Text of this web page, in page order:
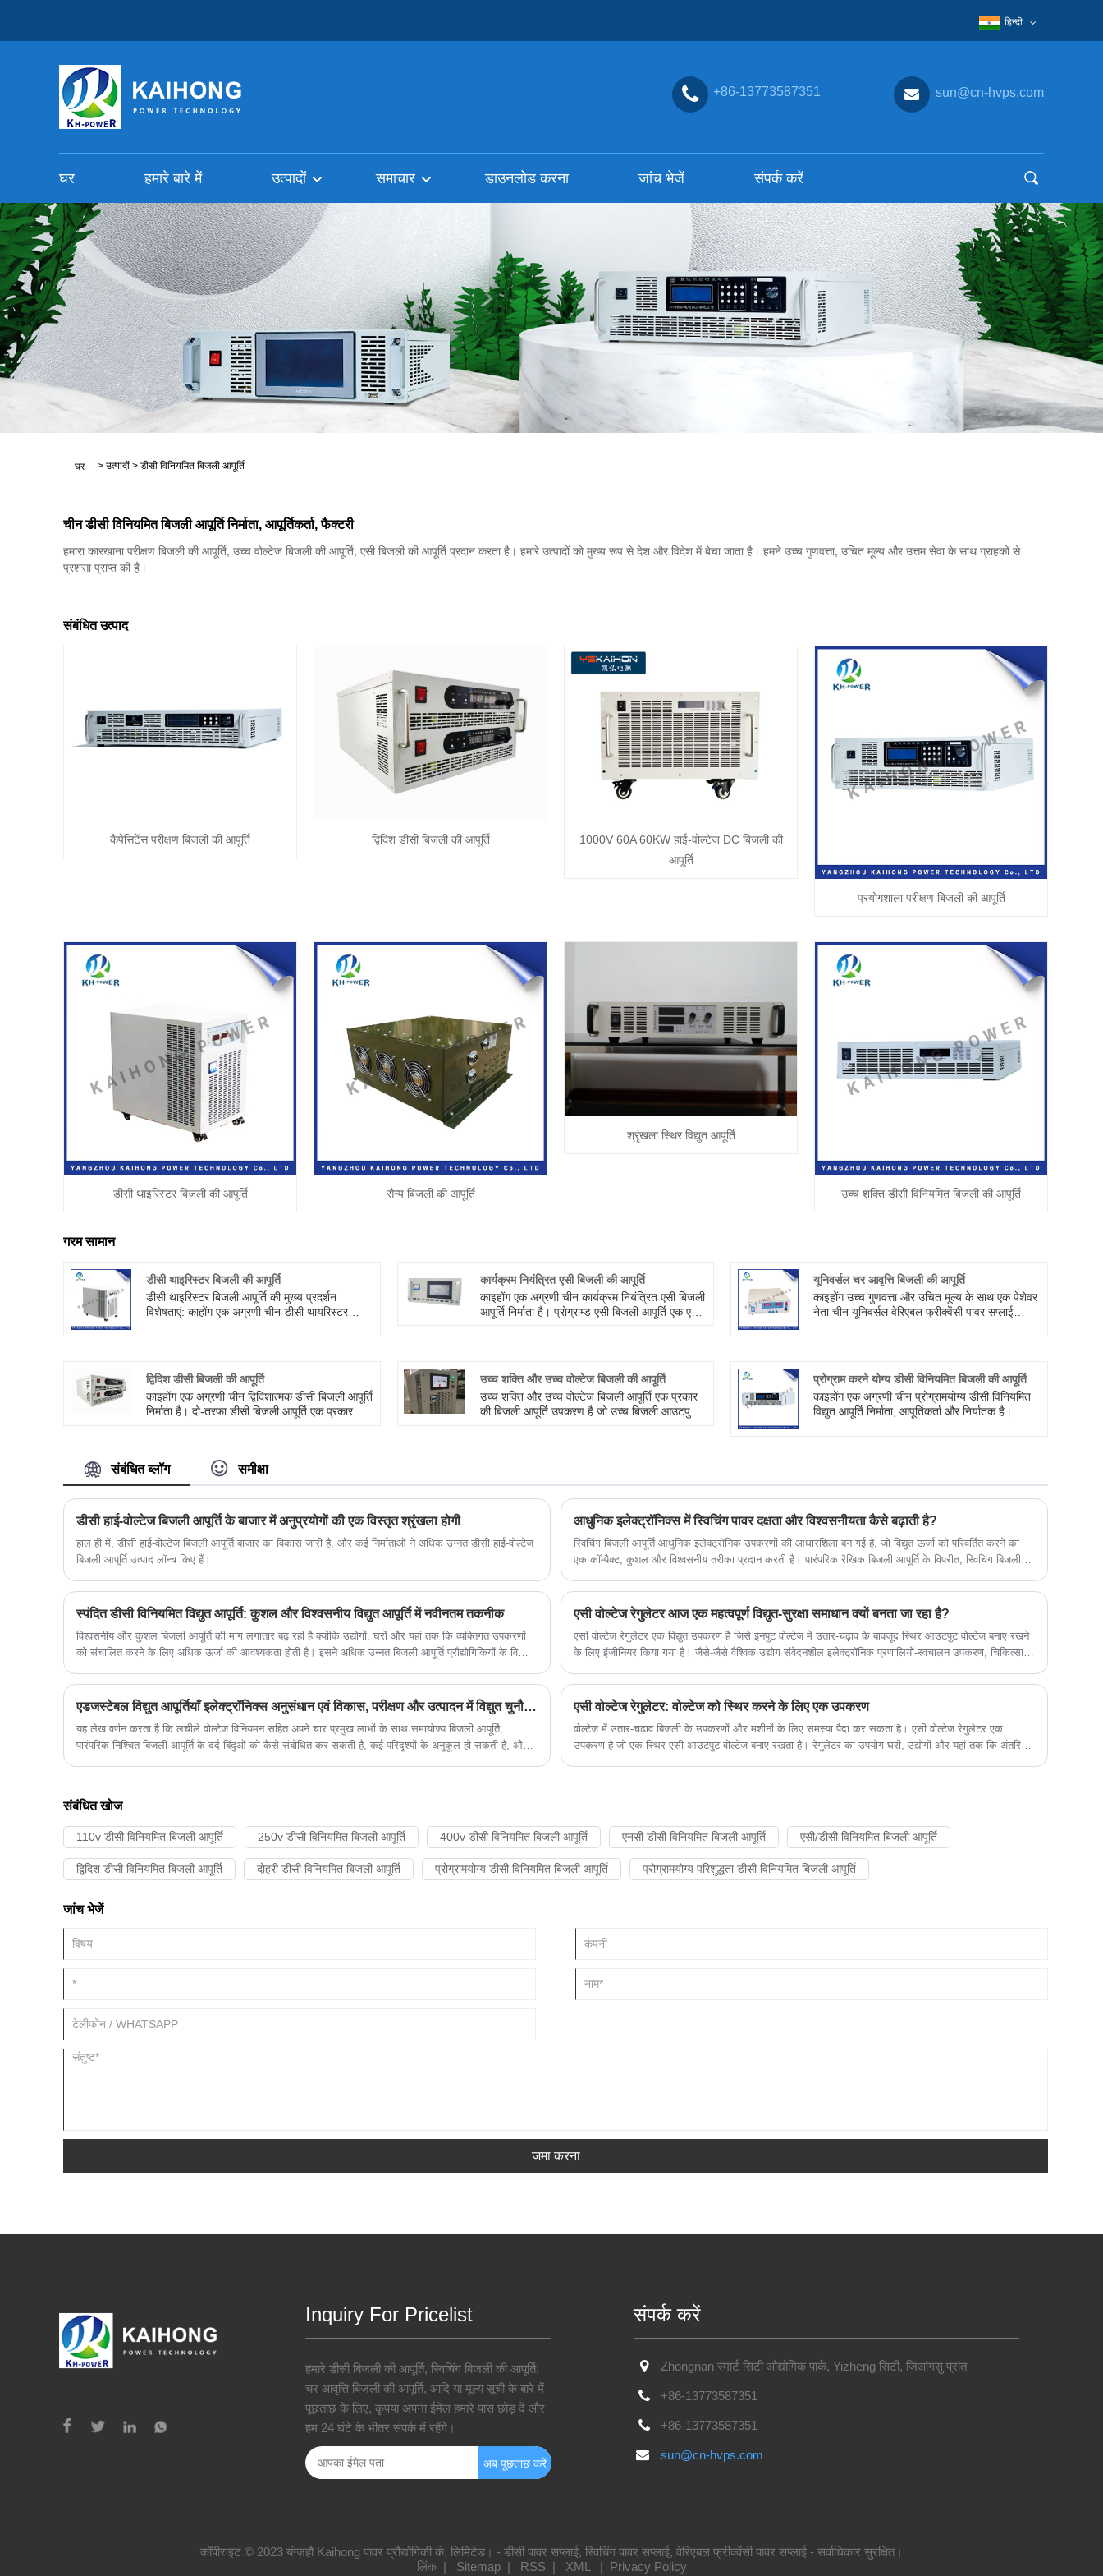
हिन्दी
+86-13773587351 sun@cn-hvps.com
घर हमारे बारे में उत्पादों समाचार डाउनलोड करना जांच भेजें संपर्क करें
घर > उत्पादों > डीसी विनियमित बिजली आपूर्ति
चीन डीसी विनियमित बिजली आपूर्ति निर्माता, आपूर्तिकर्ता, फैक्टरी
हमारा कारखाना परीक्षण बिजली की आपूर्ति, उच्च वोल्टेज बिजली की आपूर्ति, एसी बिजली की आपूर्ति प्रदान करता है। हमारे उत्पादों को मुख्य रूप से देश और विदेश में बेचा जाता है। हमने उच्च गुणवत्ता, उचित मूल्य और उत्तम सेवा के साथ ग्राहकों से
प्रशंसा प्राप्त की है।
संबंधित उत्पाद
कैपेसिटेंस परीक्षण बिजली की आपूर्ति द्विदिश डीसी बिजली की आपूर्ति
1000V 60A 60KW हाई-वोल्टेज DC बिजली की
आपूर्ति
प्रयोगशाला परीक्षण बिजली की आपूर्ति
डीसी थाइरिस्टर बिजली की आपूर्ति सैन्य बिजली की आपूर्ति
श्रृंखला स्थिर विद्युत आपूर्ति
उच्च शक्ति डीसी विनियमित बिजली की आपूर्ति
गरम सामान
डीसी थाइरिस्टर बिजली की आपूर्ति
डीसी थाइरिस्टर बिजली आपूर्ति की मुख्य प्रदर्शन
विशेषताएं: काहोंग एक अग्रणी चीन डीसी थायरिस्टर
विशेषताएं हैं।
कार्यक्रम नियंत्रित एसी बिजली की आपूर्ति
काइहोंग एक अग्रणी चीन कार्यक्रम नियंत्रित एसी बिजली
आपूर्ति निर्माता है। प्रोग्राम्ड एसी बिजली आपूर्ति एक एसी
स्वचालन, संचार, एयरोस्पेस, राष्ट्रीय रक्षा और अन्य
क्षेत्रों में उपयोग किया जा सकता है, जैसे इलेक्ट्रॉनिक
घटक परीक्षण, उपकरण अंशांकन, एनालॉग पावर ग्रिड
इत्यादि।
यूनिवर्सल चर आवृत्ति बिजली की आपूर्ति
काइहोंग उच्च गुणवत्ता और उचित मूल्य के साथ एक पेशेवर
नेता चीन यूनिवर्सल वेरिएबल फ्रीक्वेंसी पावर सप्लाई
स्वागत है।
द्विदिश डीसी बिजली की आपूर्ति
काइहोंग एक अग्रणी चीन द्विदिशात्मक डीसी बिजली आपूर्ति
निर्माता है। दो-तरफा डीसी बिजली आपूर्ति एक प्रकार की
बिजली में परिवर्तित कर सकता है। दो-तरफा डीसी बिजली
आपूर्ति में निम्नलिखित विशेषताएं हैं:
उच्च शक्ति और उच्च वोल्टेज बिजली की आपूर्ति
उच्च शक्ति और उच्च वोल्टेज बिजली आपूर्ति एक प्रकार
की बिजली आपूर्ति उपकरण है जो उच्च बिजली आउटपुट
चिकित्सा उपकरण।
प्रोग्राम करने योग्य डीसी विनियमित बिजली की आपूर्ति
काइहोंग एक अग्रणी चीन प्रोग्रामयोग्य डीसी विनियमित
विद्युत आपूर्ति निर्माता, आपूर्तिकर्ता और निर्यातक है।
संबंधित ब्लॉग समीक्षा
डीसी हाई-वोल्टेज बिजली आपूर्ति के बाजार में अनुप्रयोगों की एक विस्तृत श्रृंखला होगी
हाल ही में, डीसी हाई-वोल्टेज बिजली आपूर्ति बाजार का विकास जारी है, और कई निर्माताओं ने अधिक उन्नत डीसी हाई-वोल्टेज
बिजली आपूर्ति उत्पाद लॉन्च किए हैं।
आधुनिक इलेक्ट्रॉनिक्स में स्विचिंग पावर दक्षता और विश्वसनीयता कैसे बढ़ाती है?
स्विचिंग बिजली आपूर्ति आधुनिक इलेक्ट्रॉनिक उपकरणों की आधारशिला बन गई है, जो विद्युत ऊर्जा को परिवर्तित करने का
एक कॉम्पैक्ट, कुशल और विश्वसनीय तरीका प्रदान करती है। पारंपरिक रैखिक बिजली आपूर्ति के विपरीत, स्विचिंग बिजली
दक्षता, गर्मी प्रबंधन और आकार में कमी में महत्वपूर्ण लाभ प्रदान करती है।
स्पंदित डीसी विनियमित विद्युत आपूर्ति: कुशल और विश्वसनीय विद्युत आपूर्ति में नवीनतम तकनीक
विश्वसनीय और कुशल बिजली आपूर्ति की मांग लगातार बढ़ रही है क्योंकि उद्योगों, घरों और यहां तक ​​कि व्यक्तिगत उपकरणों
को संचालित करने के लिए अधिक ऊर्जा की आवश्यकता होती है। इसने अधिक उन्नत बिजली आपूर्ति प्रौद्योगिकियों के विकास
एसी वोल्टेज रेगुलेटर आज एक महत्वपूर्ण विद्युत-सुरक्षा समाधान क्यों बनता जा रहा है?
एसी वोल्टेज रेगुलेटर एक विद्युत उपकरण है जिसे इनपुट वोल्टेज में उतार-चढ़ाव के बावजूद स्थिर आउटपुट वोल्टेज बनाए रखने
के लिए इंजीनियर किया गया है। जैसे-जैसे वैश्विक उद्योग संवेदनशील इलेक्ट्रॉनिक प्रणालियों-स्वचालन उपकरण, चिकित्सा
एडजस्टेबल विद्युत आपूर्तियाँ इलेक्ट्रॉनिक्स अनुसंधान एवं विकास, परीक्षण और उत्पादन में विद्युत चुनौतियों का समाधान कैसे करती हैं?
यह लेख वर्णन करता है कि लचीले वोल्टेज विनियमन सहित अपने चार प्रमुख लाभों के साथ समायोज्य बिजली आपूर्ति,
पारंपरिक निश्चित बिजली आपूर्ति के दर्द बिंदुओं को कैसे संबोधित कर सकती है, कई परिदृश्यों के अनुकूल हो सकती है, और
एसी वोल्टेज रेगुलेटर: वोल्टेज को स्थिर करने के लिए एक उपकरण
वोल्टेज में उतार-चढ़ाव बिजली के उपकरणों और मशीनों के लिए समस्या पैदा कर सकता है। एसी वोल्टेज रेगुलेटर एक
उपकरण है जो एक स्थिर एसी आउटपुट वोल्टेज बनाए रखता है। रेगुलेटर का उपयोग घरों, उद्योगों और यहां तक ​​कि अंतरिक्ष
संबंधित खोज
110v डीसी विनियमित बिजली आपूर्ति 250v डीसी विनियमित बिजली आपूर्ति 400v डीसी विनियमित बिजली आपूर्ति एनसी डीसी विनियमित बिजली आपूर्ति एसी/डीसी विनियमित बिजली आपूर्ति
द्विदिश डीसी विनियमित बिजली आपूर्ति दोहरी डीसी विनियमित बिजली आपूर्ति प्रोग्रामयोग्य डीसी विनियमित बिजली आपूर्ति प्रोग्रामयोग्य परिशुद्धता डीसी विनियमित बिजली आपूर्ति
जांच भेजें
जमा करना
Inquiry For Pricelist
हमारे डीसी बिजली की आपूर्ति, स्विचिंग बिजली की आपूर्ति,
चर आवृत्ति बिजली की आपूर्ति, आदि या मूल्य सूची के बारे में
पूछताछ के लिए, कृपया अपना ईमेल हमारे पास छोड़ दें और
हम 24 घंटे के भीतर संपर्क में रहेंगे।
संपर्क करें
Zhongnan स्मार्ट सिटी औद्योगिक पार्क, Yizheng सिटी, जिआंगसु प्रांत
+86-13773587351
+86-13773587351
sun@cn-hvps.com
कॉपीराइट © 2023 यंग्ज़हौ Kaihong पावर प्रौद्योगिकी कं, लिमिटेड। - डीसी पावर सप्लाई, स्विचिंग पावर सप्लाई, वेरिएबल फ्रीक्वेंसी पावर सप्लाई - सर्वाधिकार सुरक्षित।
लिंक| Sitemap| RSS | XML | Privacy Policy